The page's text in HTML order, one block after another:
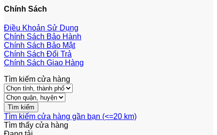
Chính Sách
Điều Khoản Sử Dụng
Chính Sách Bảo Hành
Chính Sách Bảo Mật
Chính Sách Đổi Trả
Chính Sách Giao Hàng
Tìm kiếm cửa hàng
Tìm kiếm cửa hàng gần bạn (<=20 km)
Tìm thấy cửa hàng